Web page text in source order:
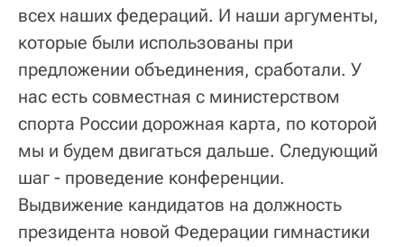
всех наших федераций. И наши аргументы,
которые были использованы при
предложении объединения, сработали. У
нас есть совместная с министерством
спорта России дорожная карта, по которой
мы и будем двигаться дальше. Следующий
шаг - проведение конференции.
Выдвижение кандидатов на должность
президента новой Федерации гимнастики